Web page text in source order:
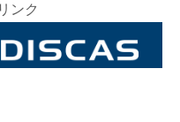
ンク